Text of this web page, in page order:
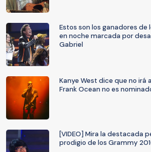
Estos son los ganadores de
en noche marcada por
Gabriel
Kanye West dice que no irá
Frank Ocean no es
[VIDEO] Mira la destacada
prodigio de los Grammy